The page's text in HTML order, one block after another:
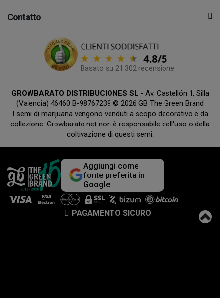
Contatto
Basato su 21.302 recensione
GROWBARATO DISTRIBUCIONES SL - Av. Castellón 1, Silla
(Valencia) 46460 B-98767239 © 2026 GB The Green Brand
I semi di marijuana vengono venduti a scopo decorativo e da
collezione. Growbarato.net non è responsabile dell'uso o della
coltivazione di questi semi.
Aggiungi come
fonte preferita in
Google
PAGAMENTO SICURO